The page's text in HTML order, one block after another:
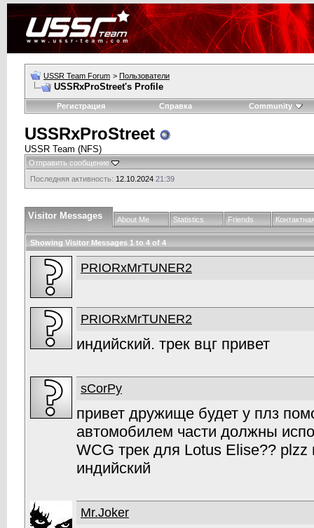
USSR Team Forum > Пользователи
USSRxProStreet's Profile
Регистрация Справка Community
USSRxProStreet
USSR Team (NFS)
Отправить сообщение
Последняя активность: 12.10.2024 21:39
Visitor Messages About Me Statistics Friends
Showing Visitor Messages 1 to 4 of 4
PRIORxMrTUNER2
PRIORxMrTUNER2
индийский. трек вцг привет
sCorPy
привет дружище будет у плз
автомобилем части должны
WCG трек для Lotus Elise??
индийский
Mr.Joker